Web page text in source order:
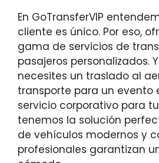
En GoTransferVIP
cliente es único. Por eso,
gama de servicios de
pasajeros personalizados.
necesites un traslado al
transporte para un evento
servicio corporativo para
tenemos la solución
de vehículos modernos y
profesionales garantizan